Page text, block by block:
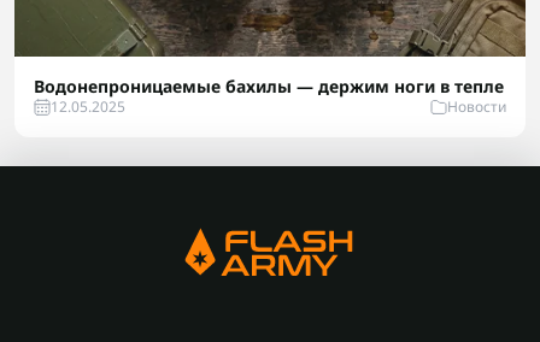
Водонепроницаемые бахилы — держим ноги в тепле
12.05.2025 Новости